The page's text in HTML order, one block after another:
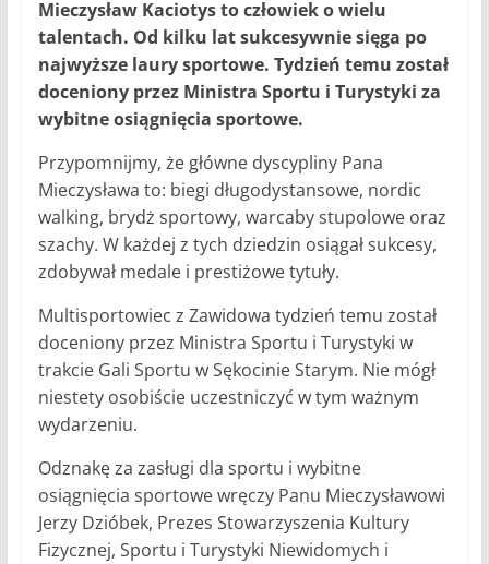
Mieczysław Kaciotys to człowiek o wielu
talentach. Od kilku lat sukcesywnie sięga po
najwyższe laury sportowe. Tydzień temu został
doceniony przez Ministra Sportu i Turystyki za
wybitne osiągnięcia sportowe.
Przypomnijmy, że główne dyscypliny Pana
Mieczysława to: biegi długodystansowe, nordic
walking, brydż sportowy, warcaby stupolowe oraz
szachy. W każdej z tych dziedzin osiągał sukcesy,
zdobywał medale i prestiżowe tytuły.
Multisportowiec z Zawidowa tydzień temu został
doceniony przez Ministra Sportu i Turystyki w
trakcie Gali Sportu w Sękocinie Starym. Nie mógł
niestety osobiście uczestniczyć w tym ważnym
wydarzeniu.
Odznakę za zasługi dla sportu i wybitne
osiągnięcia sportowe wręczy Panu Mieczysławowi
Jerzy Dzióbek, Prezes Stowarzyszenia Kultury
Fizycznej, Sportu i Turystyki Niewidomych i